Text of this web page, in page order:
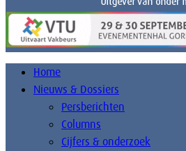
Home
Nieuws & Dossiers
Persberichten
Columns
Cijfers & onderzoek